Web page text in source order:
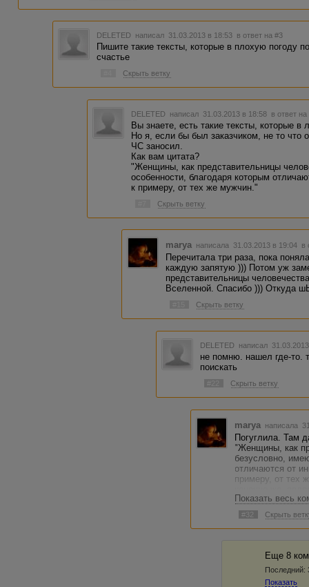
DELETED написал 31.03.2013 в 18:53 в ответ на #3
Пишите такие тексты, которые в плохую погоду
счастье
Скрыть ветку
DELETED написал 31.03.2013 в 18:58 в ответ на
Вы знаете, есть такие тексты, которые
Но я, если бы был заказчиком, не то что
ЧС заносил.
Как вам цитата?
"Женщины, как представительницы
особенности, благодаря которым
к примеру, от тех же мужчин."
Скрыть ветку
marya написала 31.03.2013 в 19:04 в
Перечитала три раза, пока
каждую запятую ))) Потом уж
представительницы
Вселенной. Спасибо ))) Откуда
Скрыть ветку
DELETED написал
не помню. нашел где-то.
поискать
Скрыть ветку
marya написала
Погуглила. Там
"Женщины, как
безусловно,
отличаются от
примеру, от тех
несколько
тесную связь с
случае речь
какие женские
Определить
рейтинг,
Яндекс – самые
Показать весь
#32 Скрыть
Еще 8
Последний:
Показать